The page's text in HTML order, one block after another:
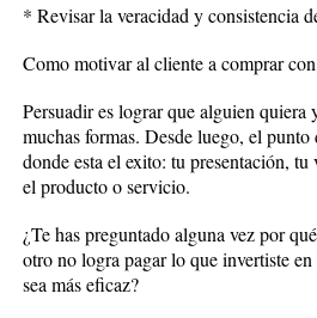
* Revisar la veracidad y consistencia
Como motivar al cliente a comprar
Persuadir es lograr que alguien quiera
muchas formas. Desde luego, el
donde esta el exito: tu presentación,
el producto o servicio.
¿Te has preguntado alguna vez por
otro no logra pagar lo que invertiste
sea más eficaz?